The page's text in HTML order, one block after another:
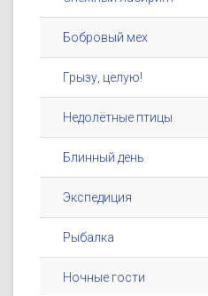
Бобровый мех
Грызу, целую!
Недолётные птицы
Блинный день
Экспедиция
Рыбалка
Ночные гости